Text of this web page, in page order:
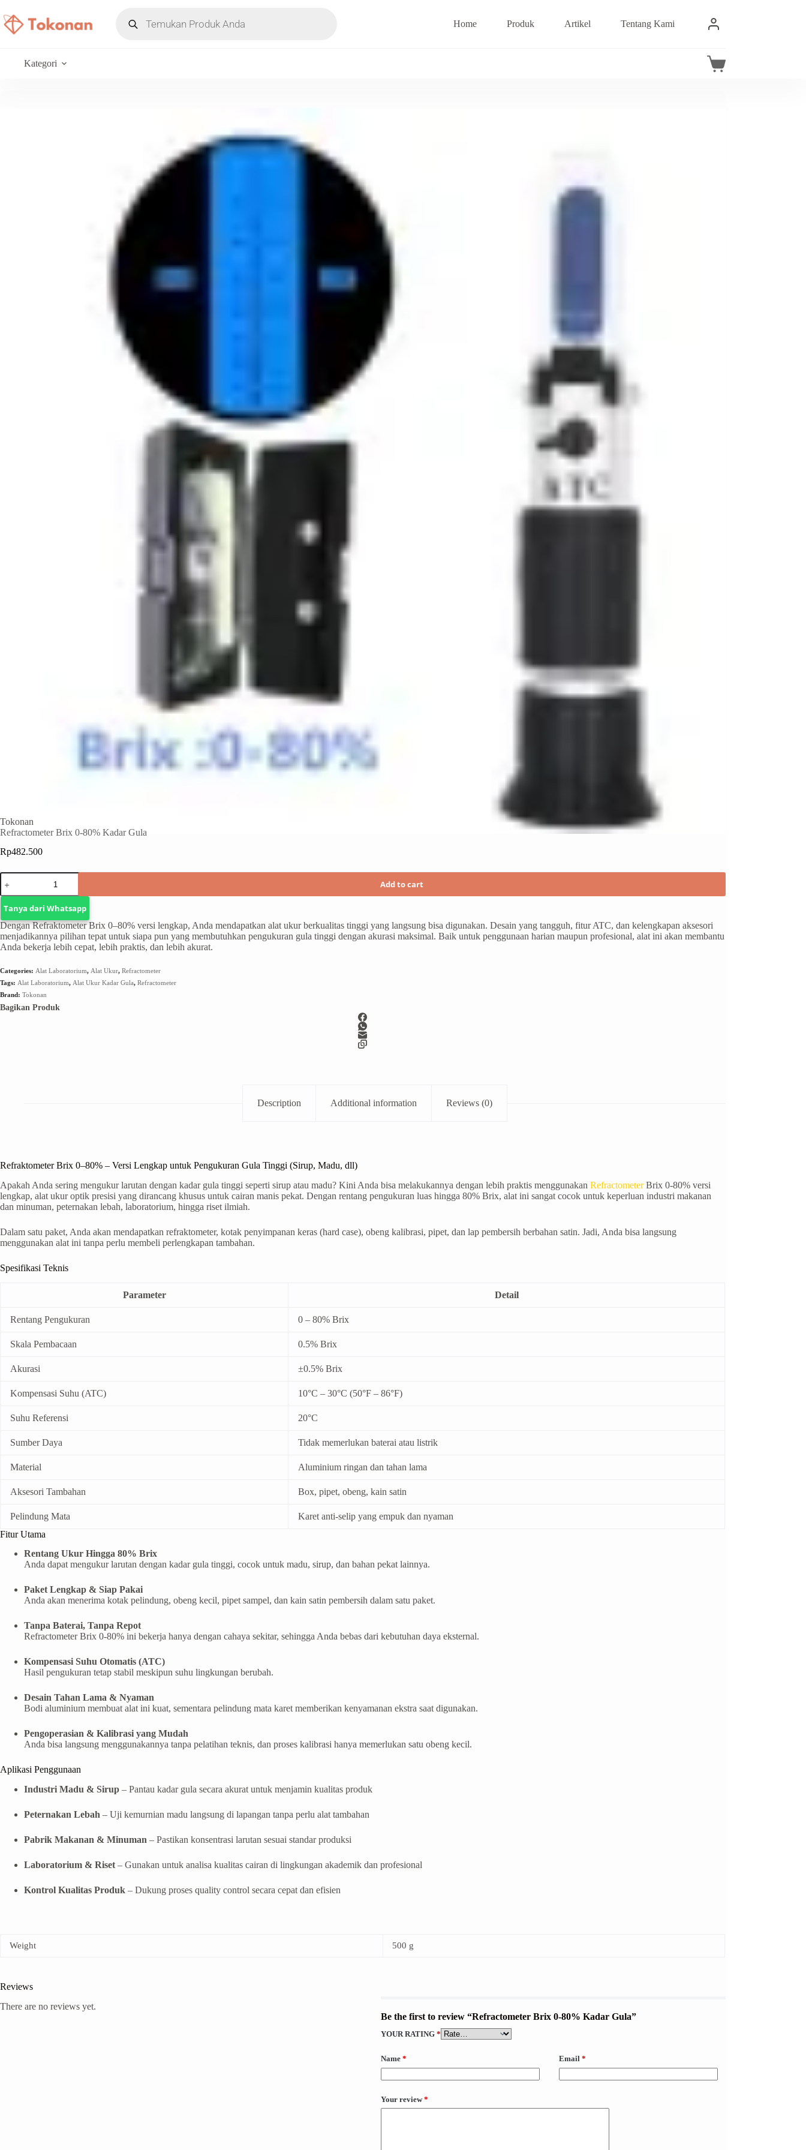
Home Produk Artikel Tentang Kami
Kategori
Tokonan
Refractometer Brix 0-80% Kadar Gula
Rp482.500
Add to cart
Tanya dari Whatsapp
Dengan Refraktometer Brix 0–80% versi lengkap, Anda mendapatkan alat ukur berkualitas tinggi yang langsung bisa digunakan. Desain yang tangguh, fitur ATC, dan kelengkapan aksesori
menjadikannya pilihan tepat untuk siapa pun yang membutuhkan pengukuran gula tinggi dengan akurasi maksimal. Baik untuk penggunaan harian maupun profesional, alat ini akan membantu
Anda bekerja lebih cepat, lebih praktis, dan lebih akurat.
Categories: Alat Laboratorium, Alat Ukur, Refractometer
Tags: Alat Laboratorium, Alat Ukur Kadar Gula, Refractometer
Brand: Tokonan
Bagikan Produk
Description Additional information Reviews (0)
Refraktometer Brix 0–80% – Versi Lengkap untuk Pengukuran Gula Tinggi (Sirup, Madu, dll)
Apakah Anda sering mengukur larutan dengan kadar gula tinggi seperti sirup atau madu? Kini Anda bisa melakukannya dengan lebih praktis menggunakan RefractometerBrix 0-80% versi
lengkap, alat ukur optik presisi yang dirancang khusus untuk cairan manis pekat. Dengan rentang pengukuran luas hingga 80% Brix, alat ini sangat cocok untuk keperluan industri makanan
dan minuman, peternakan lebah, laboratorium, hingga riset ilmiah.
Dalam satu paket, Anda akan mendapatkan refraktometer, kotak penyimpanan keras (hard case), obeng kalibrasi, pipet, dan lap pembersih berbahan satin. Jadi, Anda bisa langsung
menggunakan alat ini tanpa perlu membeli perlengkapan tambahan.
Spesifikasi Teknis
Parameter Detail
Rentang Pengukuran 0 – 80% Brix
Skala Pembacaan 0.5% Brix
Akurasi ±0.5% Brix
Kompensasi Suhu (ATC) 10°C – 30°C (50°F – 86°F)
Suhu Referensi 20°C
Sumber Daya Tidak memerlukan baterai atau listrik
Material Aluminium ringan dan tahan lama
Aksesori Tambahan Box, pipet, obeng, kain satin
Pelindung Mata
Karet anti-selip yang empuk dan nyaman
Fitur Utama
Rentang Ukur Hingga 80% Brix
Anda dapat mengukur larutan dengan kadar gula tinggi, cocok untuk madu, sirup, dan bahan pekat lainnya.
Paket Lengkap & Siap Pakai
Anda akan menerima kotak pelindung, obeng kecil, pipet sampel, dan kain satin pembersih dalam satu paket.
Tanpa Baterai, Tanpa Repot
Refractometer Brix 0-80% ini bekerja hanya dengan cahaya sekitar, sehingga Anda bebas dari kebutuhan daya eksternal.
Kompensasi Suhu Otomatis (ATC)
Hasil pengukuran tetap stabil meskipun suhu lingkungan berubah.
Desain Tahan Lama & Nyaman
Bodi aluminium membuat alat ini kuat, sementara pelindung mata karet memberikan kenyamanan ekstra saat digunakan.
Pengoperasian & Kalibrasi yang Mudah
Anda bisa langsung menggunakannya tanpa pelatihan teknis, dan proses kalibrasi hanya memerlukan satu obeng kecil.
Aplikasi Penggunaan
Industri Madu & Sirup – Pantau kadar gula secara akurat untuk menjamin kualitas produk
Peternakan Lebah – Uji kemurnian madu langsung di lapangan tanpa perlu alat tambahan
Pabrik Makanan & Minuman – Pastikan konsentrasi larutan sesuai standar produksi
Laboratorium & Riset – Gunakan untuk analisa kualitas cairan di lingkungan akademik dan profesional
Kontrol Kualitas Produk – Dukung proses quality control secara cepat dan efisien
Weight 500 g
Reviews
There are no reviews yet.
Be the first to review “Refractometer Brix 0-80% Kadar Gula”
YOUR RATING*
Name * Email *
Your review*